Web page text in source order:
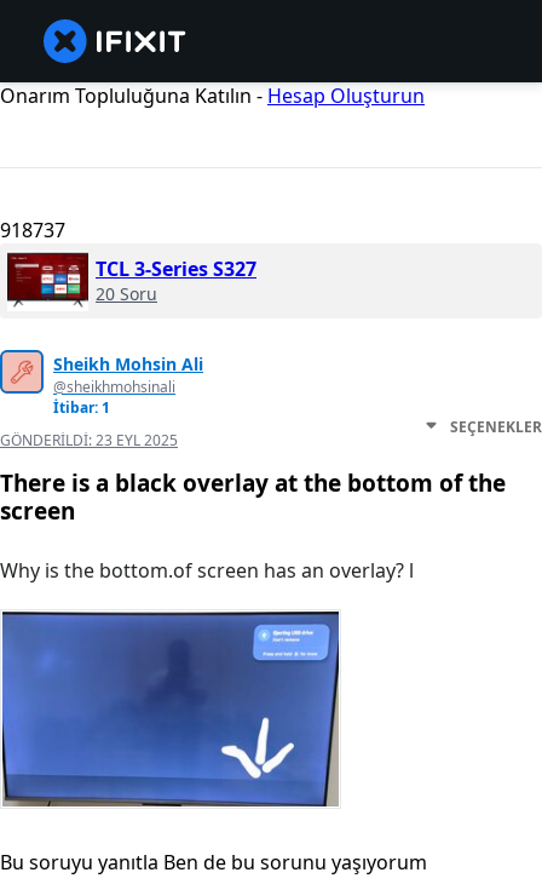
Onarım Topluluğuna Katılın - Hesap Oluşturun
918737
TCL 3-Series S327
20 Soru
Sheikh Mohsin Ali
@sheikhmohsinali
İtibar: 1
GÖNDERILDI:23 EYL 2025
SEÇENEKLER
There is a black overlay at the bottom of the
screen
Why is the bottom.of screen has an overlay? l
Bu soruyu yanıtla Ben de bu sorunu yaşıyorum